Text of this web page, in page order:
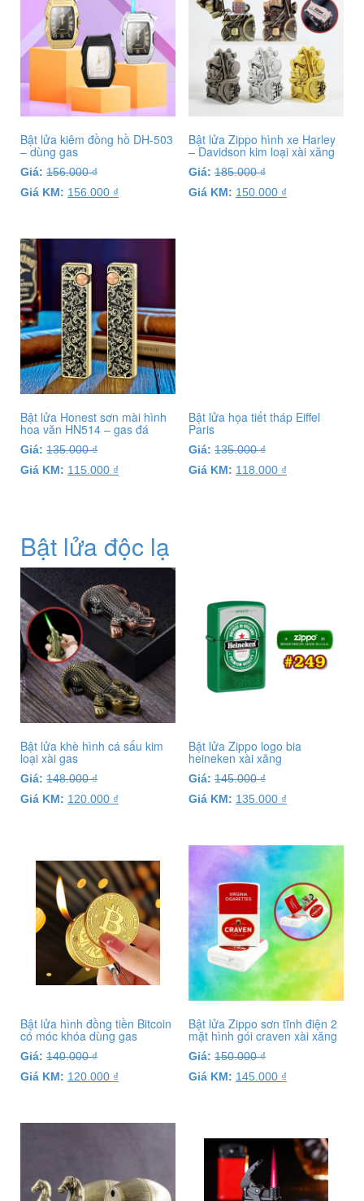
Bật lửa kiêm đồng hồ DH-503
– dùng gas
Giá: 156.000₫
Giá KM: 156.000 ₫
Bật lửa Zippo hình xe Harley
– Davidson kim loại xài xăng
Giá: 185.000₫
Giá KM: 150.000 ₫
Bật lửa Honest sơn mài hình
hoa văn HN514 – gas đá
Giá: 135.000₫
Giá KM: 115.000 ₫
Bật lửa họa tiết tháp Eiffel
Paris
Giá: 135.000₫
Giá KM: 118.000 ₫
Bật lửa độc lạ
Bật lửa khè hình cá sấu kim
loại xài gas
Giá: 148.000₫
Giá KM: 120.000 ₫
Bật lửa Zippo logo bia
heineken xài xăng
Giá: 145.000₫
Giá KM: 135.000 ₫
Bật lửa hình đồng tiền Bitcoin
có móc khóa dùng gas
Giá: 140.000₫
Giá KM: 120.000 ₫
Bật lửa Zippo sơn tĩnh điện 2
mặt hình gói craven xài xăng
Giá: 150.000₫
Giá KM: 145.000 ₫